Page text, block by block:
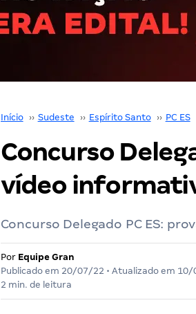
Início ›› Sudeste ›› Espírito Santo ›› PC ES
Concurso
vídeo
Concurso Delegado PC ES:
Por Equipe Gran
Publicado em 20/07/22 • Atualizado em 10/
2 min. de leitura